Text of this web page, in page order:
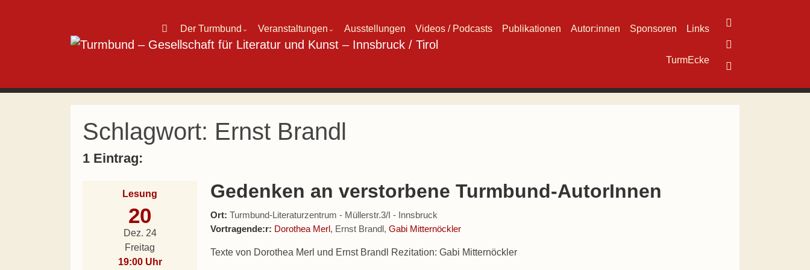
Hauptnavigation
Der Turmbund ⌄ Veranstaltungen ⌄ Ausstellungen Videos / Podcasts Publikationen Autor:innen Sponsoren Links
TurmEcke
Schlagwort: Ernst Brandl
1 Eintrag:
Lesung
20
Dez. 24
Freitag
19:00 Uhr
Gedenken an verstorbene Turmbund-AutorInnen
Ort: Turmbund-Literaturzentrum - Müllerstr.3/I - Innsbruck
Vortragende:r: Dorothea Merl, Ernst Brandl,Gabi Mitternöckler
Texte von Dorothea Merl und Ernst Brandl Rezitation: Gabi Mitternöckler